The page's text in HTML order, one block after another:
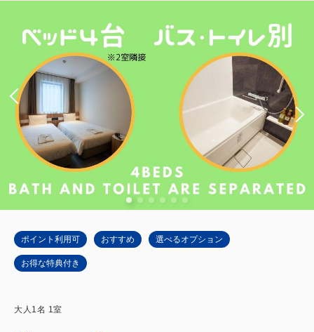
ポイント利用可 おすすめ 選べるオプション
お得な特典付き
大人 1名 1室